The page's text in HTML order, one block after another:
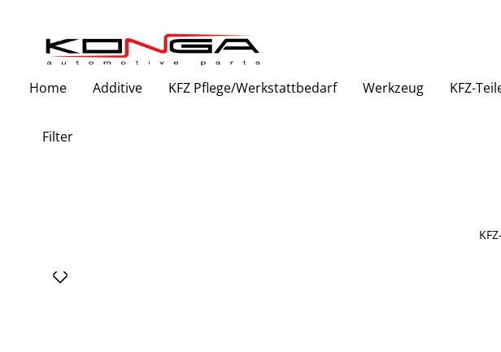
Home Additive KFZ Pflege/Werkstattbedarf Werkzeug KFZ-
Filter
Bildergalerie überspringen